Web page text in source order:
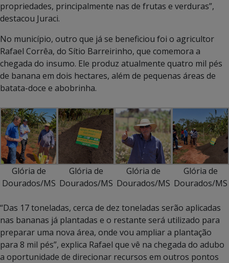
propriedades, principalmente nas de frutas e verduras”,
destacou Juraci.
No município, outro que já se beneficiou foi o agricultor
Rafael Corrêa, do Sítio Barreirinho, que comemora a
chegada do insumo. Ele produz atualmente quatro mil pés
de banana em dois hectares, além de pequenas áreas de
batata-doce e abobrinha.
Glória de
Dourados/MS
Glória de
Dourados/MS
Glória de
Dourados/MS
Glória de
Dourados/MS
“Das 17 toneladas, cerca de dez toneladas serão aplicadas
nas bananas já plantadas e o restante será utilizado para
preparar uma nova área, onde vou ampliar a plantação
para 8 mil pés”, explica Rafael que vê na chegada do adubo
a oportunidade de direcionar recursos em outros pontos